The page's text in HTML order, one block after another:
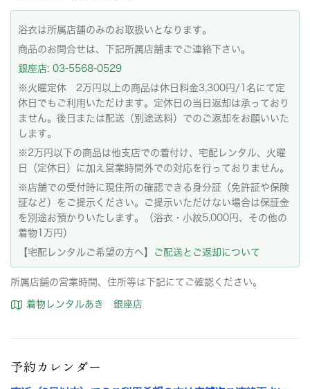
浴衣は所属店舗のみのお取扱いとなります。
商品のお問合せは、下記所属店舗までご連絡下さい。
銀座店: 03-5568-0529
※火曜定休 2万円以上の商品は休日料金3,300円/1名にて定
休日でもご利用いただけます。定休日の当日返却は承っており
ません。後日または配送（別途送料）でのご返却をお願いいた
します。
※2万円以下の商品は他支店での着付け、宅配レンタル、火曜
日（定休日）に加え営業時間外での対応を行っておりません。
※店舗での受付時に現住所の確認できる身分証（免許証や保険
証など）をご提示ください。ご提示いただけない場合は保証金
を別途お預かりいたします。（浴衣・小紋5,000円、その他の
着物1万円）
【宅配レンタルご希望の方へ】
ご配送とご返却について
所属店舗の営業時間、住所等は下記にてご確認ください。
着物レンタルあき 銀座店
予約カレンダー